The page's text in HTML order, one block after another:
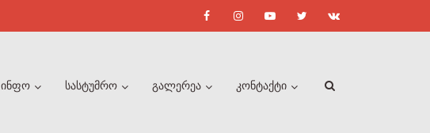
ინფო სასტუმრო გალერეა კონტაქტი